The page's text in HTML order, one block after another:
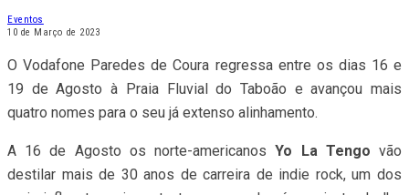
Eventos
10 de Março de 2023
O Vodafone Paredes de Coura regressa entre os dias 16 e
19 de Agosto à Praia Fluvial do Taboão e avançou mais
quatro nomes para o seu já extenso alinhamento.
A 16 de Agosto os norte-americanosYo La Tengo vão
destilar mais de 30 anos de carreira de indie rock, um dos